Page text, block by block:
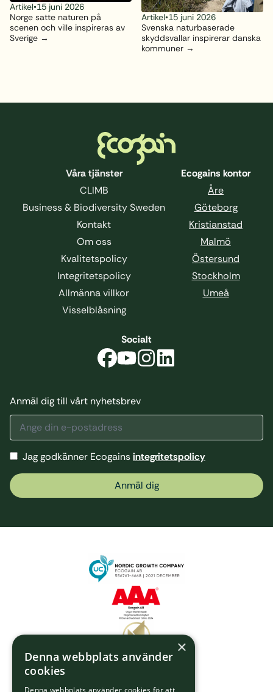
Artikel•15 juni 2026
Norge satte naturen på
scenen och ville inspireras av
Sverige
Artikel•15 juni 2026
Svenska naturbaserade
skyddsvallar inspirerar danska
kommuner
Våra tjänster
CLIMB
Business & Biodiversity Sweden
Kontakt
Om oss
Kvalitetspolicy
Integritetspolicy
Allmänna villkor
Visselblåsning
Ecogains kontor
Åre
Göteborg
Kristianstad
Malmö
Östersund
Stockholm
Umeå
Socialt
Anmäl dig till vårt nyhetsbrev
Jag godkänner Ecogainsintegritetspolicy
Anmäl dig
×
Denna webbplats använder
cookies
Denna webbplats använder cookies för att